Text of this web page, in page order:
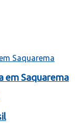
em Saquarema